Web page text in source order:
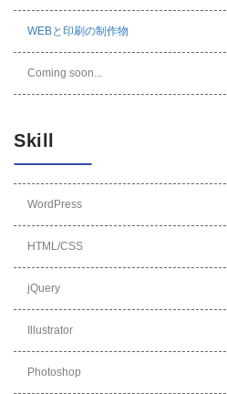
WEBと印刷の制作物
Coming soon...
Skill
WordPress
HTML/CSS
jQuery
Illustrator
Photoshop